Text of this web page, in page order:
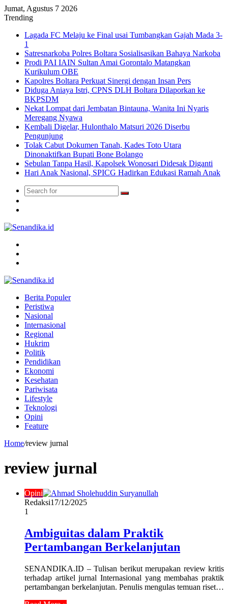
Jumat, Agustus 7 2026
Trending
Lagada FC Melaju ke Final usai Tumbangkan Gajah Mada 3-
1
Satresnarkoba Polres Boltara Sosialisasikan Bahaya Narkoba
Prodi PAI IAIN Sultan Amai Gorontalo Matangkan
Kurikulum OBE
Kapolres Boltara Perkuat Sinergi dengan Insan Pers
Diduga Aniaya Istri, CPNS DLH Boltara Dilaporkan ke
BKPSDM
Nekat Lompat dari Jembatan Bintauna, Wanita Ini Nyaris
Meregang Nyawa
Kembali Digelar, Hulonthalo Matsuri 2026 Diserbu
Pengunjung
Tolak Cabut Dokumen Tanah, Kades Toto Utara
Dinonaktifkan Bupati Bone Bolango
Sebulan Tanpa Hasil, Kapolsek Wonosari Didesak Diganti
Hari Anak Nasional, SPICG Hadirkan Edukasi Ramah Anak
Search
Berita Populer
Peristiwa
Nasional
Internasional
Regional
Hukrim
Politik
Pendidikan
Ekonomi
Kesehatan
Pariwisata
Lifestyle
Teknologi
Opini
Feature
Home/review jurnal
review jurnal
Opini
Redaksi17/12/2025
1
Ambiguitas dalam Praktik
Pertambangan Berkelanjutan
SENANDIKA.ID – Tulisan berikut merupakan review kritis
terhadap artikel jurnal Internasional yang membahas praktik
pertambangan berkelanjutan. Penulis mengulas temuan riset…